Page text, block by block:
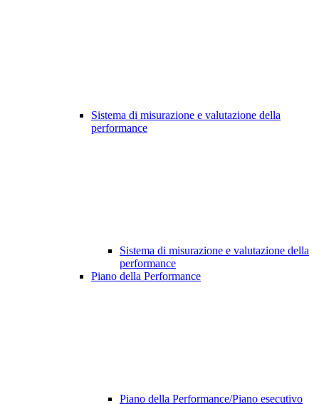
Sistema di misurazione e valutazione della
performance
Sistema di misurazione e valutazione della
performance
Piano della Performance
Piano della Performance/Piano esecutivo